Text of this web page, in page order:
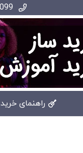
راهنمای خرید